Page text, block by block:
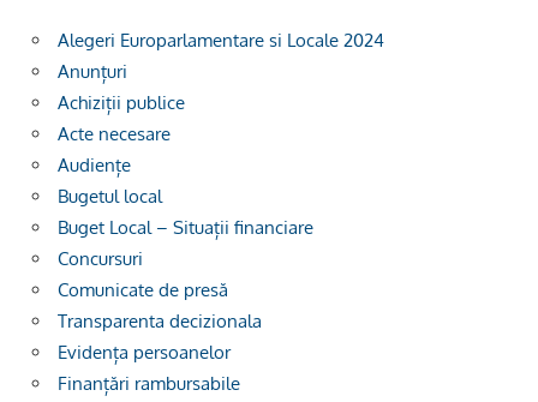
Alegeri Europarlamentare si Locale 2024
Anunțuri
Achiziții publice
Acte necesare
Audiențe
Bugetul local
Buget Local – Situații financiare
Concursuri
Comunicate de presă
Transparenta decizionala
Evidența persoanelor
Finanțări rambursabile